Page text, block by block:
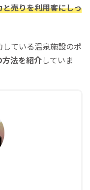
と売りを利用客にしっ
ている温泉施設のポ
法を紹介していま